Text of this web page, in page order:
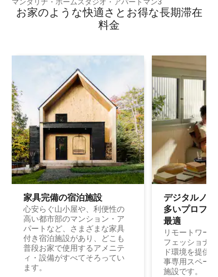
お家のような快⁠適⁠さ⁠とお⁠得⁠な長⁠期⁠滞⁠在
料⁠金
家具完備の宿⁠泊⁠施⁠設
心安らぐ山小屋や、利便性の
高い都市部のマンション・ア
パートなど、さまざまな家具
付き宿泊施設があり、どこも
普段お家で使用するアメニテ
ィ・設備がすべてそろってい
ます。
デジタルノ
多⁠いプ⁠ロ⁠フ⁠
最⁠適
リモートワー
フェッショナ
ド環境を提供
事専用スペー
施設です。